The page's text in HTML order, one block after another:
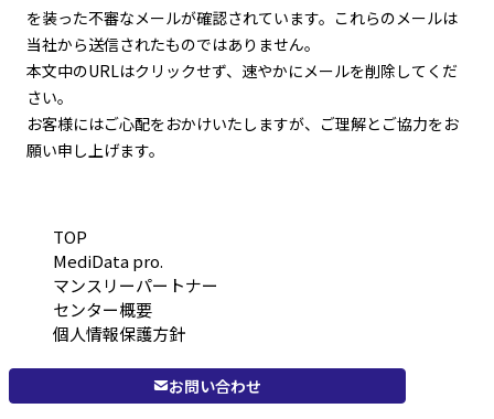
を装った不審なメールが確認されています。これらのメールは
当社から送信されたものではありません。
本文中のURLはクリックせず、速やかにメールを削除してくだ
さい。
お客様にはご心配をおかけいたしますが、ご理解とご協力をお
願い申し上げます。
TOP
MediData pro.
マンスリーパートナー
センター概要
個人情報保護方針
お問い合わせ